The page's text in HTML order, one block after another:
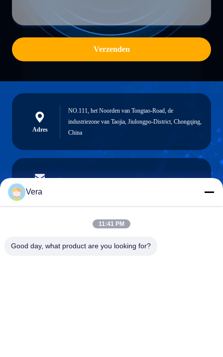
Verzenden
Adres
NO.111, het Noorden van Tongtao-Road, de
industriezone van Taojia, Jiulongpo-District, Chongqing,
China
E-mail
Telefoon
Vera
11:41 PM
Good day, what product are you looking for?